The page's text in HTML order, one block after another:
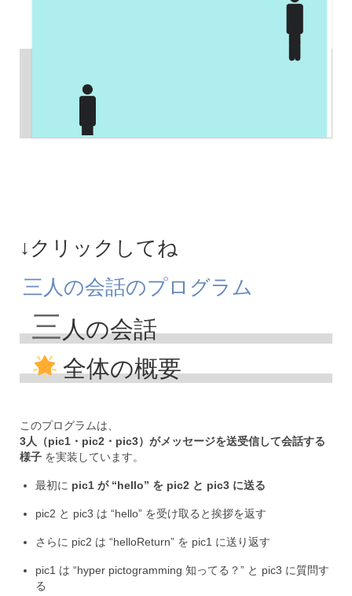
↓クリックしてね
三人の会話のプログラム
三人の会話
全体の概要
このプログラムは、
3人（pic1・pic2・pic3）がメッセージを送受信して会話する
様子 を実装しています。
最初に pic1 が “hello” を pic2 と pic3 に送る
pic2 と pic3 は “hello” を受け取ると挨拶を返す
さらに pic2 は “helloReturn” を pic1 に送り返す
pic1 は “hyper pictogramming 知ってる？” と pic3 に質問す
る